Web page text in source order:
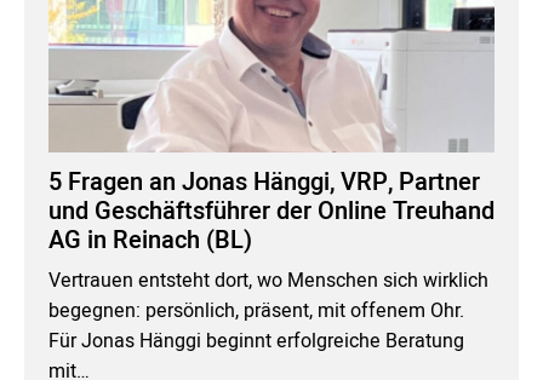
5 Fragen an Jonas Hänggi, VRP, Partner
und Geschäftsführer der Online Treuhand
AG in Reinach (BL)
Vertrauen entsteht dort, wo Menschen sich wirklich
begegnen: persönlich, präsent, mit offenem Ohr.
Für Jonas Hänggi beginnt erfolgreiche Beratung
mit…